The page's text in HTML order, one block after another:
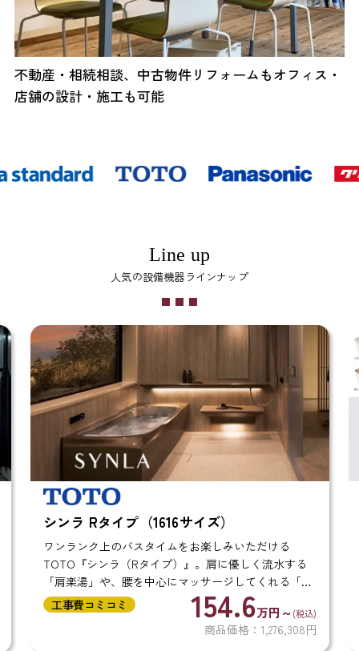
不動産・相続相談、中古物件リフォームもオフィス・
店舗の設計・施工も可能
Line up
人気の設備機器ラインナップ
シンラ Rタイプ（1616サイズ）
ワンランク上のバスタイムをお楽しみいただける
TOTO『シンラ（Rタイプ）』。肩に優しく流水する
「肩楽湯」や、腰を中心にマッサージしてくれる「腰
楽湯」機能を搭載したラグジュアリーな浴室です。 ま
た、冬も冷たくなりにくい「ほっカラリ床」や...
工事費コミコミ 154.6万円～(税込)
商品価格：1,276,308円